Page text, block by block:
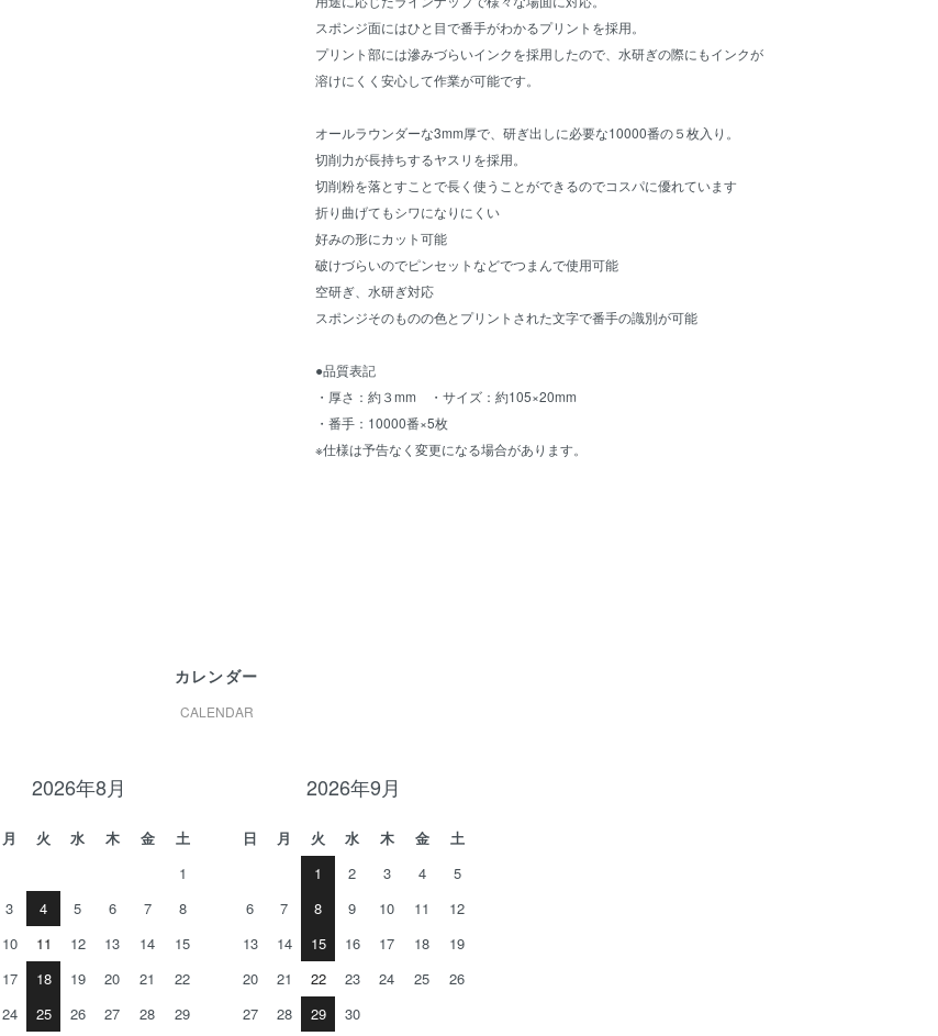
スポンジ面にはひと目で番手がわかるプリントを採用。
プリント部には滲みづらいインクを採用したので、水研ぎの際にもインクが
溶けにくく安心して作業が可能です。
オールラウンダーな3mm厚で、研ぎ出しに必要な10000番の５枚入り。
切削力が長持ちするヤスリを採用。
切削粉を落とすことで長く使うことができるのでコスパに優れています
折り曲げてもシワになりにくい
好みの形にカット可能
破けづらいのでピンセットなどでつまんで使用可能
空研ぎ、水研ぎ対応
スポンジそのものの色とプリントされた文字で番手の識別が可能
●品質表記
・厚さ：約３mm ・サイズ：約105×20mm
・番手：10000番×5枚
※仕様は予告なく変更になる場合があります。
カレンダー
CALENDAR
2026年8月
月 火 水 木 金
土
1
3 4 5 6 7
8
10 11 12 13 14
15
17 18 19 20 21
22
24 25 26 27 28
29
2026年9月
日 月 火 水 木 金
土
1
2 3 4
5
6
7 8 9 10 11
12
13
14 15 16 17 18
19
20
21 22 23 24 25
26
27
28 29 30